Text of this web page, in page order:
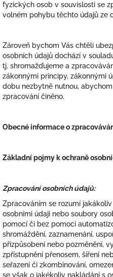
fyzických osob v souvislosti se
volném pohybu těchto údajů ze
Zároveň bychom Vás chtěli
osobních údajů dochází v
tj. shromažďujeme a
zákonnými principy, zákonnými
dobu nezbytně nutnou,
zpracování činěno.
Obecné informace o
Základní pojmy k ochraně
Zpracování osobních údajů:
Zpracováním se rozumí
osobními údaji nebo soubory
pomocí či bez pomoci
shromáždění, zaznamenání,
přizpůsobení nebo pozměnění,
zpřístupnění přenosem, šíření
seřazení či zkombinování,
se však o jakékoliv nakládání s